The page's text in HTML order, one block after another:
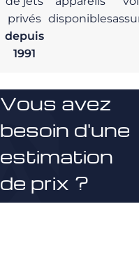
privés
depuis
1991
disponibles
Vous avez
besoin d'une
estimation
de prix ?